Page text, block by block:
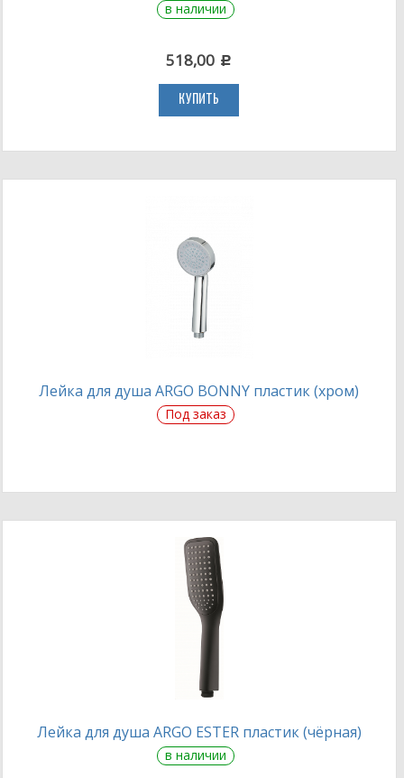
в наличии
518,00 c
КУПИТЬ
Лейка для душа ARGO BONNY пластик (хром)
Под заказ
Лейка для душа ARGO ESTER пластик (чёрная)
в наличии